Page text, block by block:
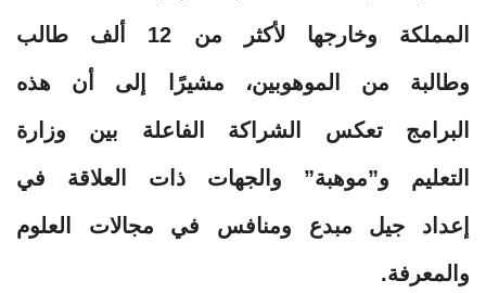
المملكة وخارجها لأكثر من 12 ألف طالب
وطالبة من الموهوبين، مشيرًا إلى أن هذه
البرامج تعكس الشراكة الفاعلة بين وزارة
التعليم و”موهبة” والجهات ذات العلاقة في
إعداد جيل مبدع ومنافس في مجالات العلوم
والمعرفة.